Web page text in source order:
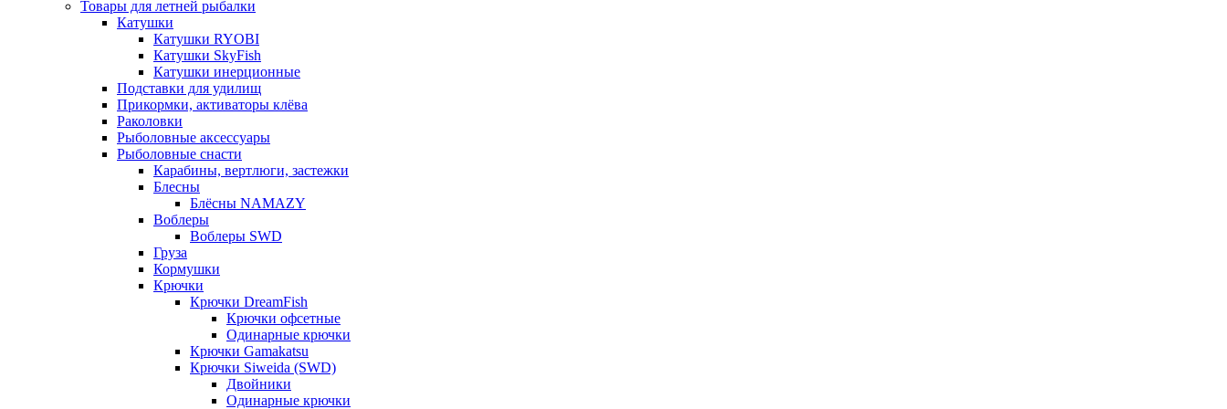
Товары для летней рыбалки
Катушки
Катушки RYOBI
Катушки SkyFish
Катушки инерционные
Подставки для удилищ
Прикормки, активаторы клёва
Раколовки
Рыболовные аксессуары
Рыболовные снасти
Карабины, вертлюги, застежки
Блесны
Блёсны NAMAZY
Воблеры
Воблеры SWD
Груза
Кормушки
Крючки
Крючки DreamFish
Крючки офсетные
Одинарные крючки
Крючки Gamakatsu
Крючки Siweida (SWD)
Двойники
Одинарные крючки